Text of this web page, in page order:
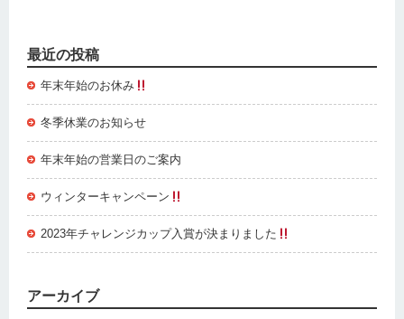
最近の投稿
年末年始のお休み
冬季休業のお知らせ
年末年始の営業日のご案内
ウィンターキャンペーン
2023年チャレンジカップ入賞が決まりました
アーカイブ